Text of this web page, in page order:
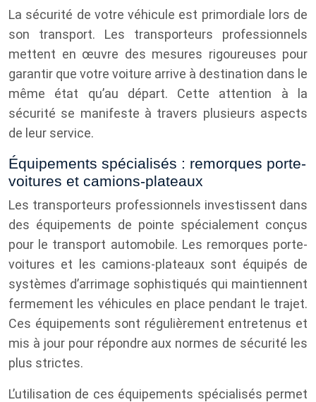
La sécurité de votre véhicule est primordiale lors de
son transport. Les transporteurs professionnels
mettent en œuvre des mesures rigoureuses pour
garantir que votre voiture arrive à destination dans le
même état qu’au départ. Cette attention à la
sécurité se manifeste à travers plusieurs aspects
de leur service.
Équipements spécialisés : remorques porte-
voitures et camions-plateaux
Les transporteurs professionnels investissent dans
des équipements de pointe spécialement conçus
pour le transport automobile. Les remorques porte-
voitures et les camions-plateaux sont équipés de
systèmes d’arrimage sophistiqués qui maintiennent
fermement les véhicules en place pendant le trajet.
Ces équipements sont régulièrement entretenus et
mis à jour pour répondre aux normes de sécurité les
plus strictes.
L’utilisation de ces équipements spécialisés permet